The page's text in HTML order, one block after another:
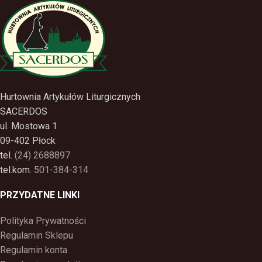
Hurtownia Artykułów Liturgicznych
SACERDOS
ul. Mostowa 1
09-402 Płock
tel. (24) 2688897
tel.kom. 501-384-314
PRZYDATNE LINKI
Polityka Prywatności
Regulamin Sklepu
Regulamin konta